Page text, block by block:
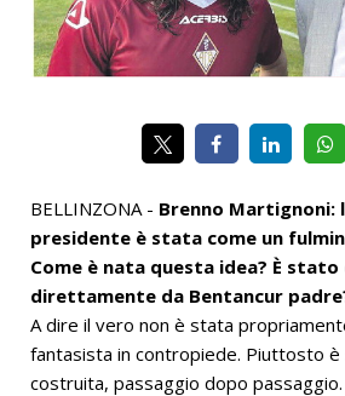
BELLINZONA - Brenno Martignoni:
presidente è stata come un
Come è nata questa idea? È
direttamente da Bentancur
A dire il vero non è stata
fantasista in contropiede. Piuttosto
costruita, passaggio dopo passaggio.